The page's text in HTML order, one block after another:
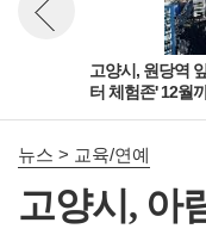
고양시, 원당역
터 체험존' 12월
뉴스 이전보기
뉴스 > 교육/연예
고양시, 아